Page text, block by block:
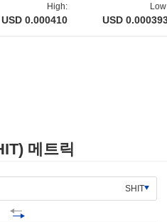
메트릭
SHIT
High:
USD 0.000410 USD
기 배포 모델은 인증된 투자자로부
토큰 판매를 포함했습니다. 그러
대한 공식 업데이트나 확인된 향후
미래 개발이 없을 가능성이 있습니
원하신다면, 프로젝트와 관련된 공
인하시기를 권장합니다.